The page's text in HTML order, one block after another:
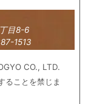
目8-6
1513
CO., LTD.
ることを禁じま